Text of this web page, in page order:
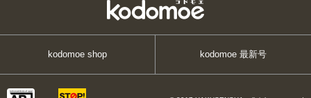
kodomoe shop kodomoe 最新号